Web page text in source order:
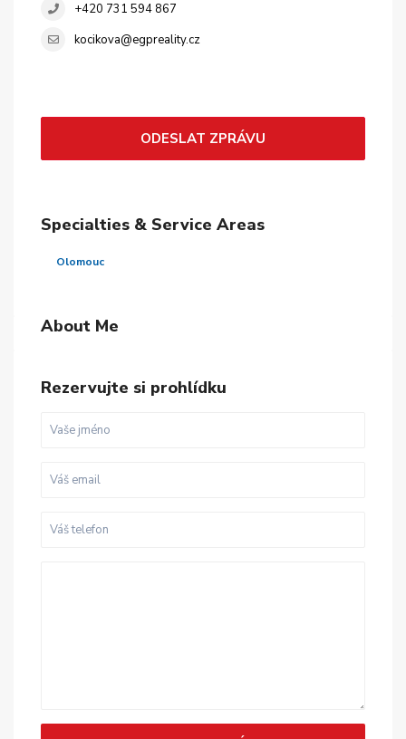
+420 731 594 867
kocikova@egpreality.cz
ODESLAT ZPRÁVU
Specialties & Service Areas
Olomouc
About Me
Rezervujte si prohlídku